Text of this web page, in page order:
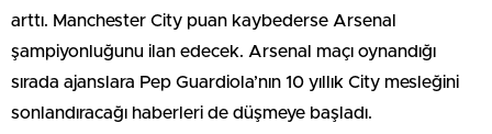
arttı. Manchester City puan kaybederse Arsenal
şampiyonluğunu ilan edecek. Arsenal maçı oynandığı
sırada ajanslara Pep Guardiola’nın 10 yıllık City mesleğini
sonlandıracağı haberleri de düşmeye başladı.